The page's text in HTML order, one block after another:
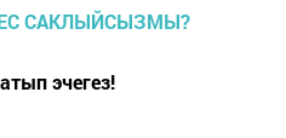
эчегез!